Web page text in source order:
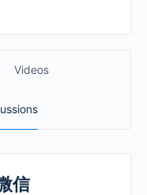
Videos
信